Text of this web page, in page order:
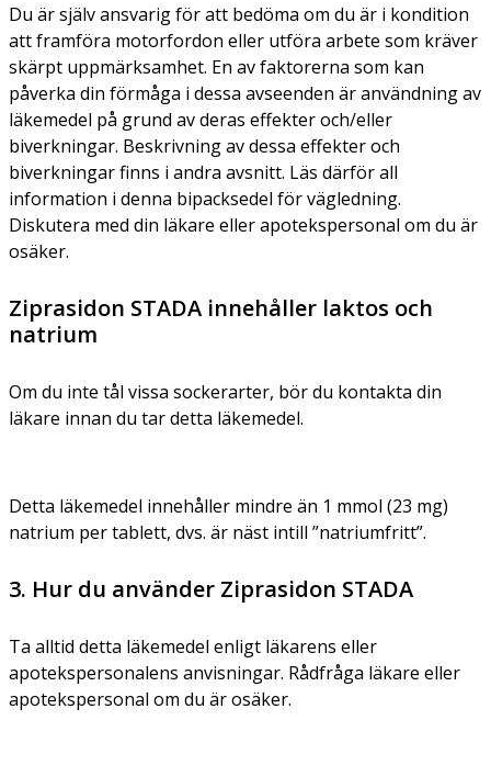
Du är själv ansvarig för att bedöma om du är i kondition
att framföra motorfordon eller utföra arbete som kräver
skärpt uppmärksamhet. En av faktorerna som kan
påverka din förmåga i dessa avseenden är användning av
läkemedel på grund av deras effekter och/eller
biverkningar. Beskrivning av dessa effekter och
biverkningar finns i andra avsnitt. Läs därför all
information i denna bipacksedel för vägledning.
Diskutera med din läkare eller apotekspersonal om du är
osäker.
Ziprasidon STADA innehåller laktos och
natrium
Om du inte tål vissa sockerarter, bör du kontakta din
läkare innan du tar detta läkemedel.
Detta läkemedel innehåller mindre än 1 mmol (23 mg)
natrium per tablett, dvs. är näst intill ”natriumfritt”.
3. Hur du använder Ziprasidon STADA
Ta alltid detta läkemedel enligt läkarens eller
apotekspersonalens anvisningar. Rådfråga läkare eller
apotekspersonal om du är osäker.